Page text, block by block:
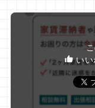
いい